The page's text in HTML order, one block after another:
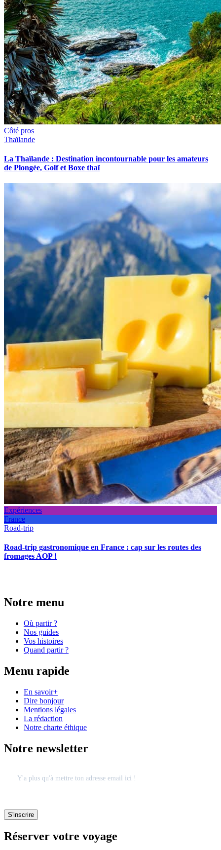
Côté pros
Thaïlande
La Thaïlande : Destination incontournable pour les amateurs
de Plongée, Golf et Boxe thaï
Expériences
France
Road-trip
Road-trip gastronomique en France : cap sur les routes des
fromages AOP !
Notre menu
Où partir ?
Nos guides
Vos histoires
Quand partir ?
Menu rapide
En savoir+
Dire bonjour
Mentions légales
La rédaction
Notre charte éthique
Notre newsletter
Réserver votre voyage